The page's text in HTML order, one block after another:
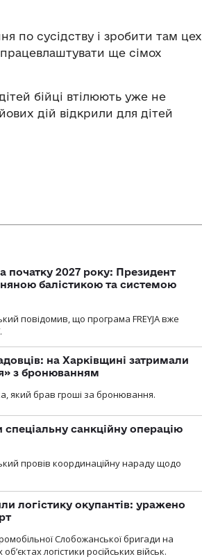
по сусідству і зробити там цех
працевлаштувати ще сімох
бійці втілюють уже не
дій відкрили для дітей
початку 2027 року: Президент
балістикою та системою
повідомив, що програма FREYJA вже
на Харківщині затримали
з бронюванням
який брав гроші за бронювання.
спеціальну санкційну операцію
провів координаційну нараду щодо
логістику окупантів: уражено
Слобожанської бригади на
логістики російських військ.